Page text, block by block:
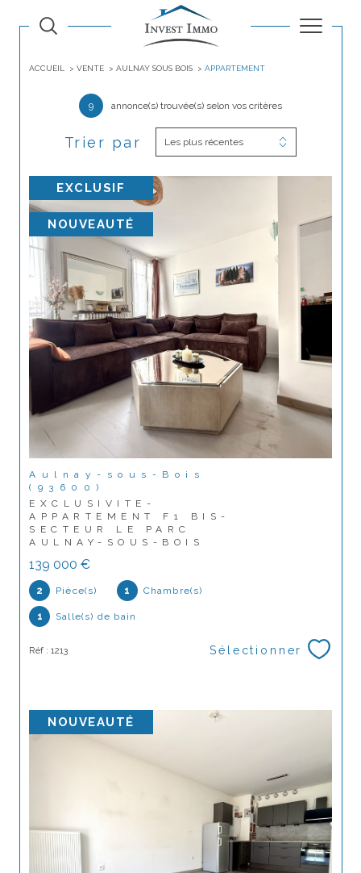
ACCUEIL VENTE AULNAY SOUS BOIS APPARTEMENT
9 annonce(s) trouvée(s) selon vos critères
Trier par Les plus récentes
EXCLUSIF
NOUVEAUTÉ
Aulnay-sous-Bois
(93600)
EXCLUSIVITE-
APPARTEMENT F1 BIS-
SECTEUR LE PARC
AULNAY-SOUS-BOIS
139 000 €
2 Pièce(s) 1 Chambre(s)
1 Salle(s) de bain
Réf : 1213 Sélectionner
NOUVEAUTÉ